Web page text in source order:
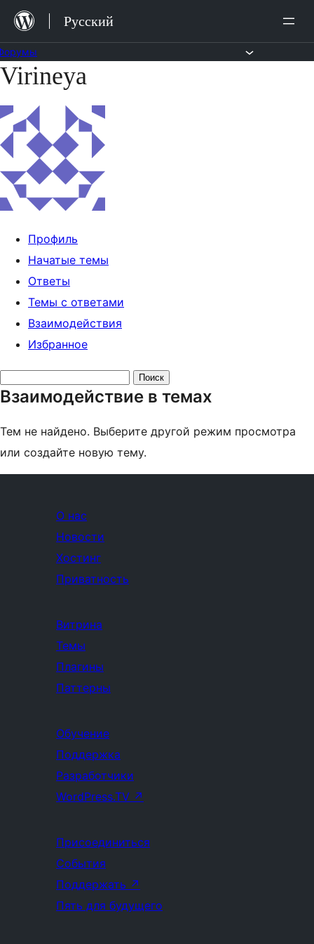
Перейти
содержимому
Русский
Перейти
содержимому
Virineya
Профиль
Начатые темы
Ответы
Темы с ответами
Взаимодействия
Избранное
тем:
Взаимодействие в темах
Тем не найдено. Выберите другой режим просмотра
или создайте новую тему.
О нас
Новости
Хостинг
Приватность
Витрина
Темы
Плагины
Паттерны
Обучение
Поддержка
Разработчики
WordPress.TV ↗
Присоединиться
События
Поддержать ↗
Пять для будущего